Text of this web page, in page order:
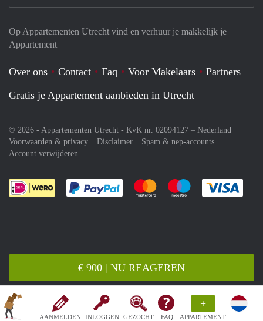
AANMELDEN INLOGGEN GEZOCHT FAQ
+
APPARTEMENT
€ 900 | NU REAGEREN
Op Appartementen Utrecht vind en verhuur je makkelijk je
Appartement
Over ons Contact Faq Voor Makelaars
Partners
Gratis je Appartement aanbieden in Utrecht
© 2026 - Appartementen Utrecht - KvK nr. 02094127 – Nederland
Voorwaarden & privacy
Disclaimer
Spam & nep-accounts
Account verwijderen
Je rekent gemakkelijk af met Paypal
Je rekent gemakkelijk af met
Je rekent